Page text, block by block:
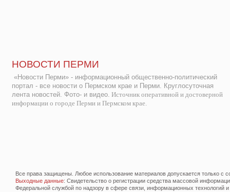
НОВОСТИ ПЕРМИ
«Новости Перми» - информационный общественно-политический
портал - все новости о Пермском крае и Перми. Круглосуточная
лента новостей. Фото- и видео. Источник оперативной и достоверной
информации о городе Перми и Пермском крае.
Все права защищены. Любое использование материалов допускается только с
Выходные данные: Свидетельство о регистрации средства массовой
Федеральной службой по надзору в сфере связи, информационных технологий